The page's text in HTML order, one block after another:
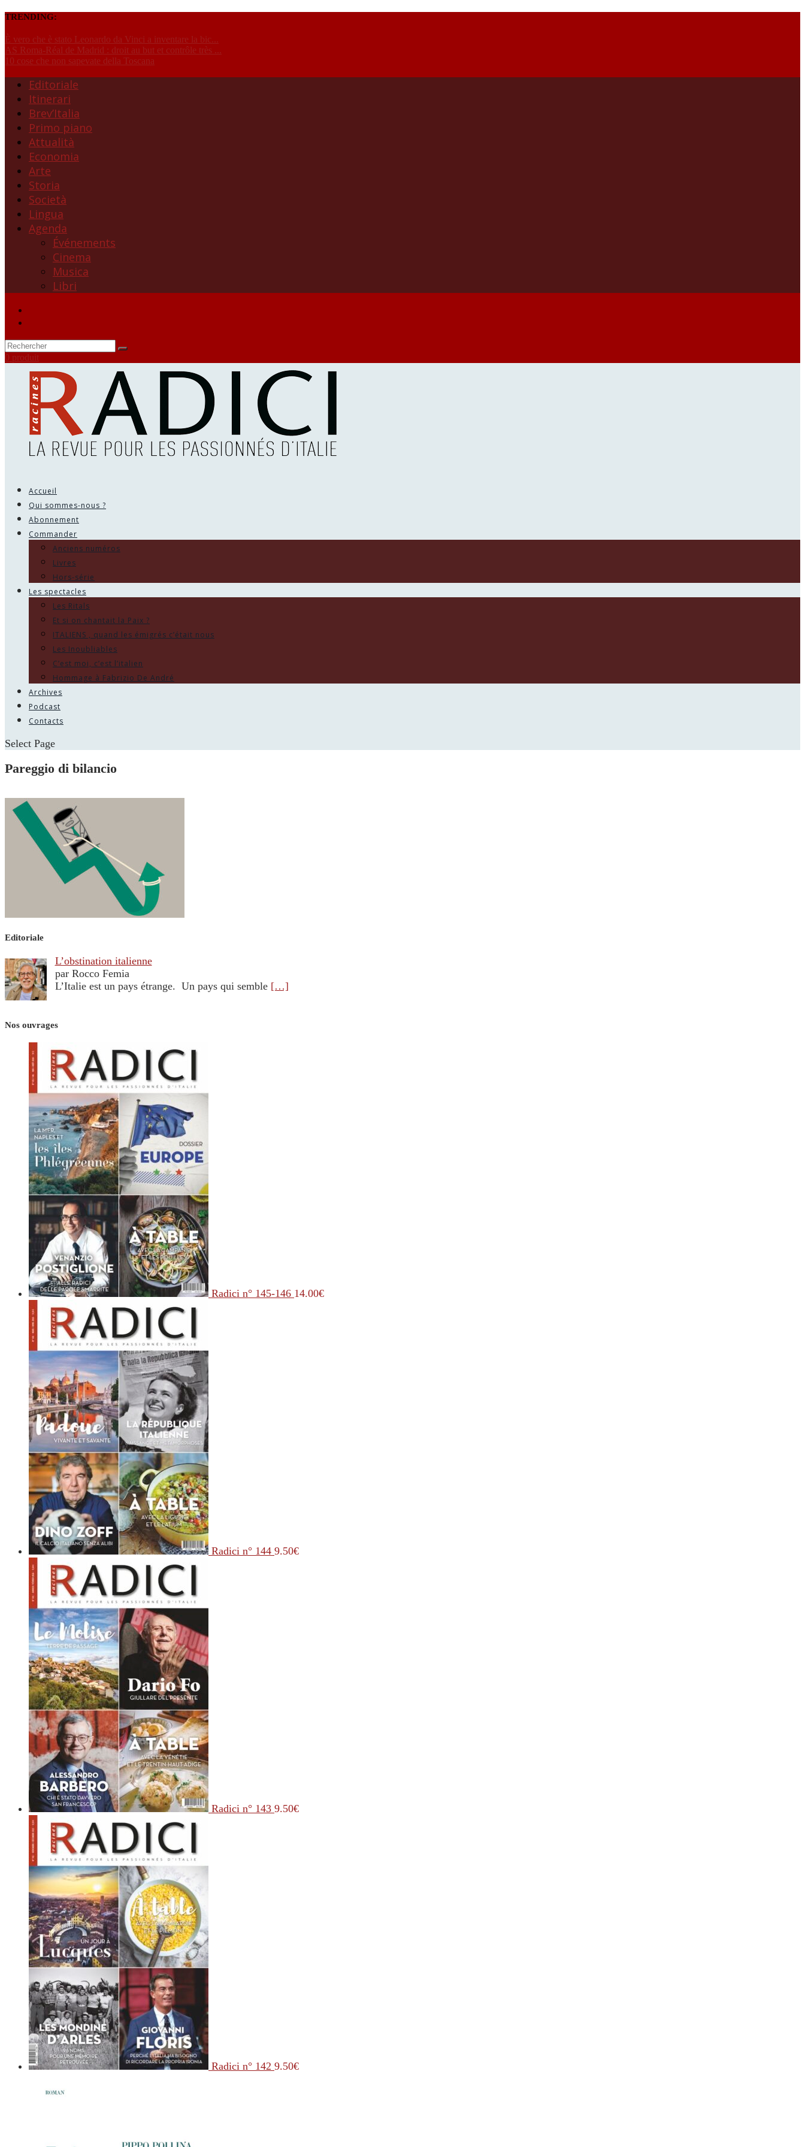
TRENDING:
È vero che è stato Leonardo da Vinci a inventare la bic...
AS Roma-Réal de Madrid : droit au but et contrôle très ...
10 cose che non sapevate della Toscana
Editoriale
Itinerari
Brev’Italia
Primo piano
Attualità
Economia
Arte
Storia
Società
Lingua
Agenda
Événements
Cinema
Musica
Libri
0 produit
Accueil
Qui sommes-nous ?
Abonnement
Commander
Anciens numéros
Livres
Hors-série
Les spectacles
Les Ritals
Et si on chantait la Paix ?
ITALIENS , quand les émigrés c’était nous
Les Inoubliables
C’est moi, c’est l’italien
Hommage à Fabrizio De André
Archives
Podcast
Contacts
Select Page
Pareggio di bilancio
Editoriale
L’obstination italienne
par Rocco Femia
L’Italie est un pays étrange. Un pays qui semble […]
Nos ouvrages
Radici n° 145-146 14.00€
Radici n° 144 9.50€
Radici n° 143 9.50€
Radici n° 142 9.50€